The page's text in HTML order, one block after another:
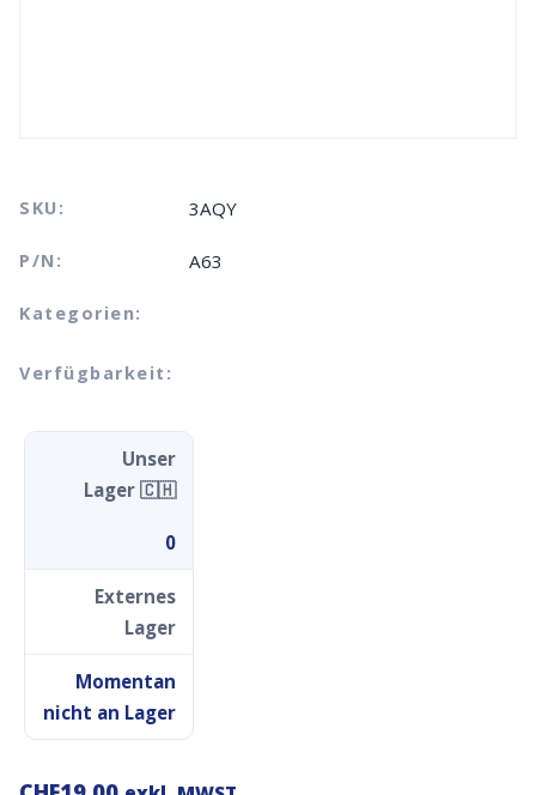
SKU: 3AQY
P/N: A63
Kategorien:
Verfügbarkeit:
Unser
Lager 🇨🇭
0
Externes
Lager
Momentan
nicht an Lager